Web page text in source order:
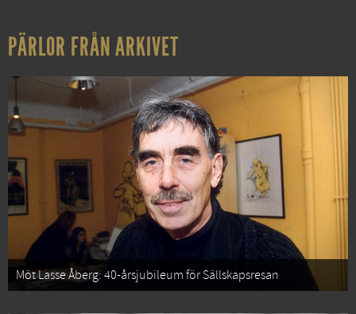
PÄRLOR FRÅN ARKIVET
Möt Lasse Åberg: 40-årsjubileum för Sällskapsresan